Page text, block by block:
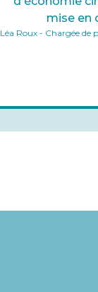
mise en
Léa Roux - Chargée de